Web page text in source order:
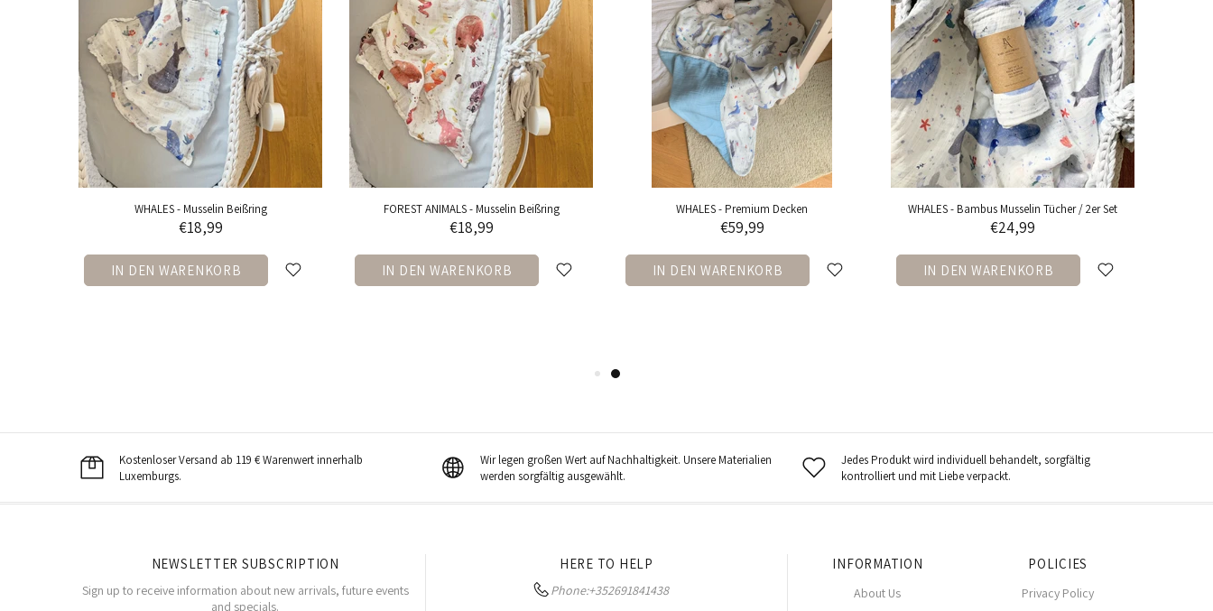
WHALES - Musselin Beißring
€18,99
IN DEN WARENKORB
FOREST ANIMALS - Musselin Beißring
€18,99
IN DEN WARENKORB
WHALES - Premium Decken
€59,99
IN DEN WARENKORB
WHALES - Bambus Musselin Tücher / 2er Set
€24,99
IN DEN WARENKORB
Kostenloser Versand ab 119 € Warenwert innerhalb
Luxemburgs.
Wir legen großen Wert auf Nachhaltigkeit. Unsere Materialien
werden sorgfältig ausgewählt.
Jedes Produkt wird individuell behandelt, sorgfältig
kontrolliert und mit Liebe verpackt.
NEWSLETTER SUBSCRIPTION
Sign up to receive information about new arrivals, future events
and specials.
HERE TO HELP
Phone:+352691841438
INFORMATION
About Us
POLICIES
Privacy Policy